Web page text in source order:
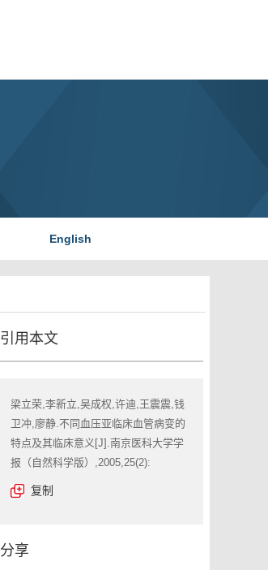
English
引用本文
梁立荣,李新立,吴成权,许迪,王震震,钱
卫冲,廖静.不同血压亚临床血管病变的
特点及其临床意义[J].南京医科大学学
报（自然科学版）,2005,25(2):
复制
分享